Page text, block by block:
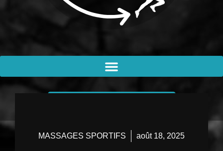
MASSAGES SPORTIFS août 18, 2025